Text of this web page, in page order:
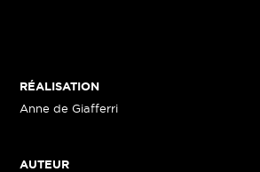
RÉALISATION
Anne de Giafferri
AUTEUR